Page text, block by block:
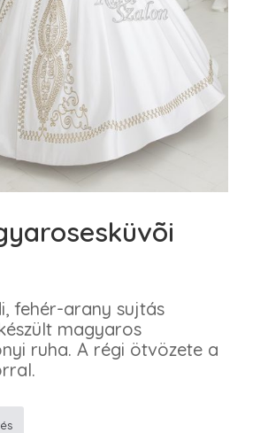
fehér-arany sujtás
magyaros
ruha. A régi ötvözete a